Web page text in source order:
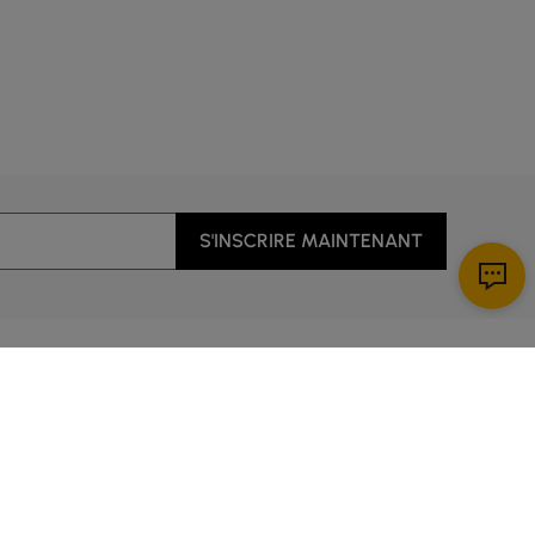
sociaux où tout le monde peut se voir et se
et les boissons.
des places supplémentaires pour les invités.
les plus populaires incluent :
changements de couleur.
S'INSCRIRE MAINTENANT